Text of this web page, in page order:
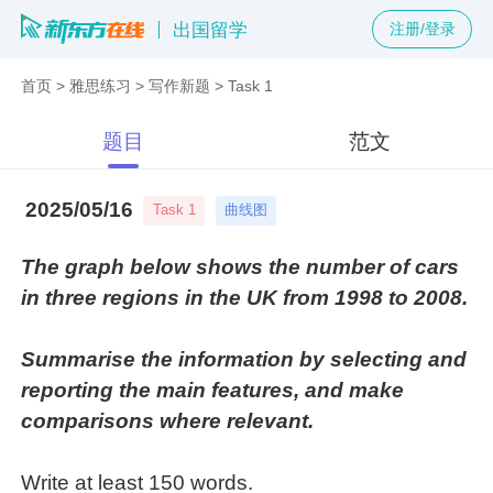
出国留学 注册/登录
首页 >雅思练习 >写作新题 >Task 1
题目 范文
2025/05/16 Task 1 曲线图
The graph below shows the number of cars
in three regions in the UK from 1998 to 2008.
Summarise the information by selecting and
reporting the main features, and make
comparisons where relevant.
Write at least 150 words.